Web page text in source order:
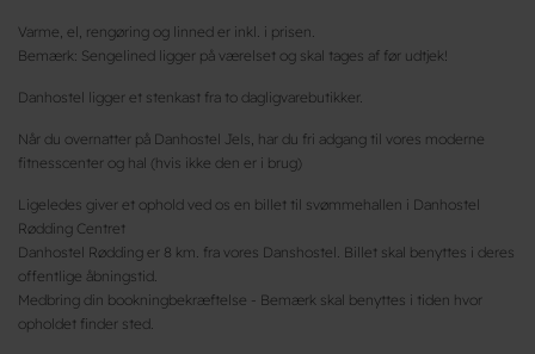
Varme, el, rengøring og linned er inkl. i prisen.
Bemærk: Sengelined ligger på værelset og skal tages af før udtjek!
Danhostel ligger et stenkast fra to dagligvarebutikker.
Når du overnatter på Danhostel Jels, har du fri adgang til vores moderne
fitnesscenter og hal (hvis ikke den er i brug)
Ligeledes giver et ophold ved os en billet til svømmehallen i Danhostel
Rødding Centret
Danhostel Rødding er 8 km. fra vores Danshostel. Billet skal benyttes i deres
offentlige åbningstid.
Medbring din bookningbekræftelse - Bemærk skal benyttes i tiden hvor
opholdet finder sted.